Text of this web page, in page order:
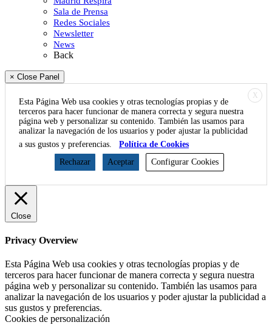
Sala de Prensa
Redes Sociales
Newsletter
News
Back
× Close Panel
X
Esta Página Web usa cookies y otras tecnologías propias y de
terceros para hacer funcionar de manera correcta y segura nuestra
página web y personalizar su contenido. También las usamos para
analizar la navegación de los usuarios y poder ajustar la publicidad
a sus gustos y preferencias.
Política de Cookies
Rechazar
Aceptar Configurar Cookies
Close
Privacy Overview
Esta Página Web usa cookies y otras tecnologías propias y de
terceros para hacer funcionar de manera correcta y segura nuestra
página web y personalizar su contenido. También las usamos para
analizar la navegación de los usuarios y poder ajustar la publicidad a
sus gustos y preferencias.
Cookies de personalización